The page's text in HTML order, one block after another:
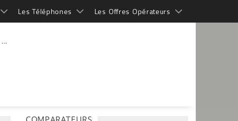
Les Téléphones Les Offres Opérateurs
...